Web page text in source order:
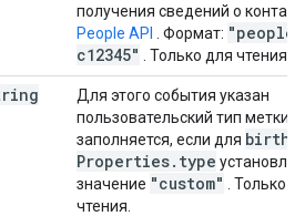
получения сведений о
People API
. Формат: "people
c12345"
. Только для чтения.
Для этого события указан
пользовательский тип метки.
заполняется, если для
Properties. type
значение "custom"
. Только
чтения.